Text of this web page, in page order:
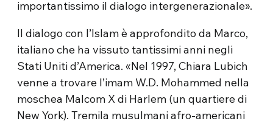
importantissimo il dialogo intergenerazionale».
Il dialogo con l’Islam è approfondito da Marco,
italiano che ha vissuto tantissimi anni negli
Stati Uniti d’America. «Nel 1997, Chiara Lubich
venne a trovare l’imam W.D. Mohammed nella
moschea Malcom X di Harlem (un quartiere di
New York). Tremila musulmani afro-americani